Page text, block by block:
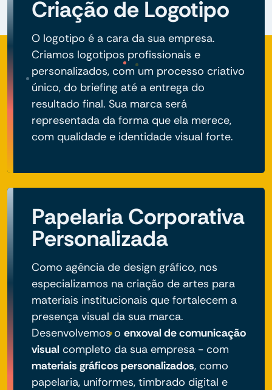
Criação de Logotipo
O logotipo é a cara da sua empresa.
Criamos logotipos profissionais e
personalizados, com um processo criativo
único, do briefing até a entrega do
resultado final. Sua marca será
representada da forma que ela merece,
com qualidade e identidade visual forte.
Papelaria Corporativa
Personalizada
Como agência de design gráfico, nos
especializamos na criação de artes para
materiais institucionais que fortalecem a
presença visual da sua marca.
Desenvolvemos o enxoval de comunicação
visual completo da sua empresa - com
materiais gráficos personalizados, como
papelaria, uniformes, timbrado digital e